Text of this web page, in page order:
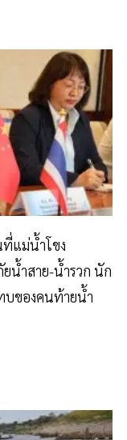
แม่น้ำโขง
น้ำสาย-น้ำรวก นัก
บของคนท้ายน้ำ